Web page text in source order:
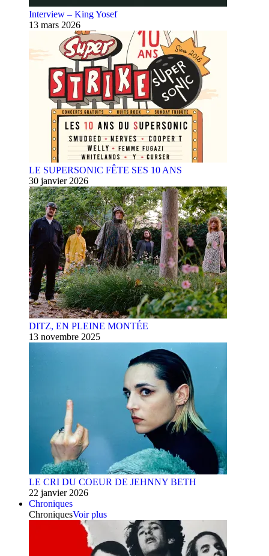
Interview – King Yosef
13 mars 2026
LE SUPERSONIC FÊTE SES 10 ANS
30 janvier 2026
DITZ, EN PLEINE MONTÉE
13 novembre 2025
LE CRI DU COEUR DE JEHNNY BETH
22 janvier 2026
Chroniques
ChroniquesVoir plus